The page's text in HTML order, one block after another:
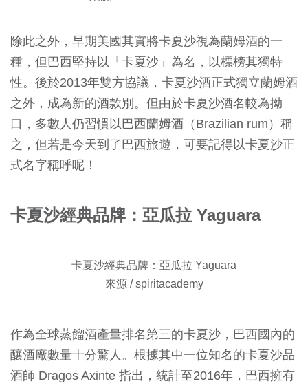
除此之外，早期美國其實將卡夏沙視為蘭姆酒的一
種，但巴西堅持以「卡夏沙」為名，以標榜其獨特
性。後於2013年雙方協議，卡夏沙酒正式獨立蘭姆酒
之外，成為新的酒款別。但由於卡夏沙酒名較為拗
口，多數人仍習慣以巴西蘭姆酒（Brazilian rum）稱
之，但若是今天到了巴西旅遊，可要記得以卡夏沙正
式名字稱呼呢！
卡夏沙經典品牌：亞瓜拉 Yaguara
卡夏沙經典品牌：亞瓜拉 Yaguara
來源 / spiritacademy
作為全球蒸餾酒產量排名第三的卡夏沙，巴西國內的
釀酒廠數量十分驚人。根據其中一位知名的卡夏沙品
酒師 Dragos Axinte 指出，統計至2016年，巴西擁有